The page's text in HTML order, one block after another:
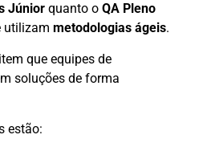
Júnior quanto o QA Pleno
utilizam metodologias ágeis.
que equipes de
soluções de forma
estão: